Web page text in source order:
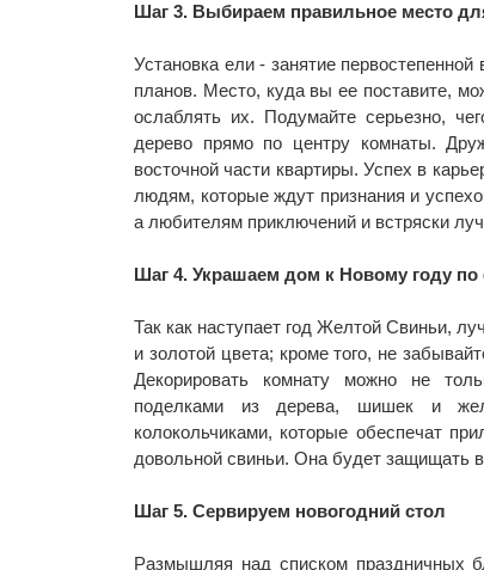
Шаг 3. Выбираем правильное место
Установка ели - занятие
планов. Место, куда вы ее поставите,
ослаблять их. Подумайте серьезно,
дерево прямо по центру комнаты.
восточной части квартиры. Успех в
людям, которые ждут признания и
а любителям приключений и встряски
Шаг 4. Украшаем дом к Новому году
Так как наступает год Желтой Свиньи,
и золотой цвета; кроме того, не
Декорировать комнату можно не
поделками из дерева, шишек и
колокольчиками, которые обеспечат
довольной свиньи. Она будет защищать
Шаг 5. Сервируем новогодний стол
Размышляя над списком праздничных